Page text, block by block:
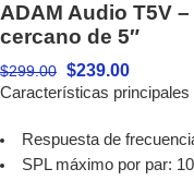
ADAM Audio T5V
cercano de 5″
$299.00 $239.00
Características principales
Respuesta de
SPL máximo por par: